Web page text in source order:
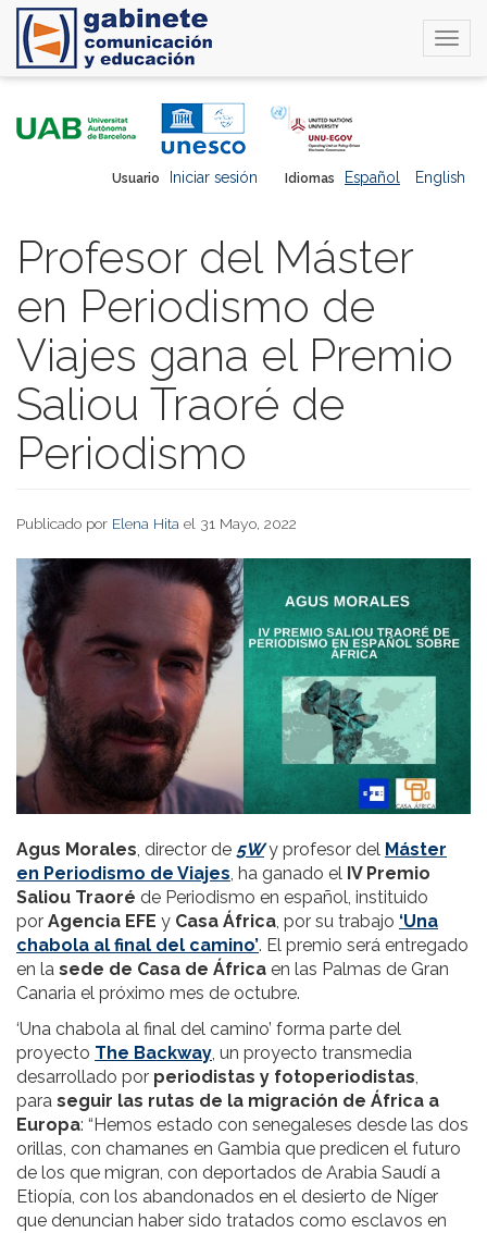
Idiomas Español English
Usuario Iniciar sesión
Profesor del Máster
en Periodismo de
Viajes gana el Premio
Saliou Traoré de
Periodismo
Publicado por Elena Hita el 31 Mayo, 2022
Agus Morales, director de 5Wy profesor del Máster
en Periodismo de Viajes, ha ganado el IV Premio
Saliou Traoré de Periodismo en español, instituido
por Agencia EFE y Casa África, por su trabajo ‘Una
chabola al final del camino’. El premio será entregado
en la sede de Casa de África en las Palmas de Gran
Canaria el próximo mes de octubre.
‘Una chabola al final del camino’ forma parte del
proyecto The Backway, un proyecto transmedia
desarrollado por periodistas y fotoperiodistas,
para seguir las rutas de la migración de África a
Europa: “Hemos estado con senegaleses desde las dos
orillas, con chamanes en Gambia que predicen el futuro
de los que migran, con deportados de Arabia Saudí a
Etiopía, con los abandonados en el desierto de Níger
que denuncian haber sido tratados como esclavos en